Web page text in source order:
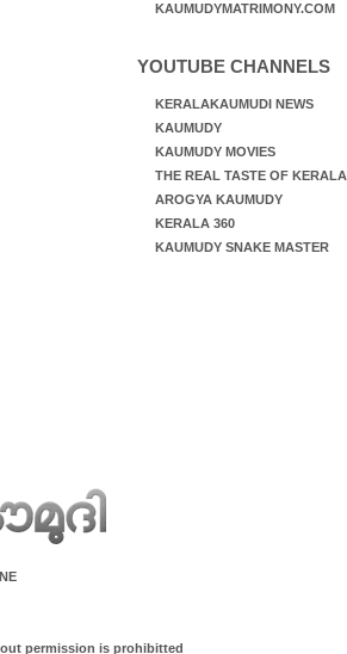
KAUMUDYMATRIMONY.COM
YOUTUBE CHANNELS
KERALAKAUMUDI NEWS
KAUMUDY
KAUMUDY MOVIES
THE REAL TASTE OF KERALA
AROGYA KAUMUDY
KERALA 360
KAUMUDY SNAKE MASTER
permission is prohibitted